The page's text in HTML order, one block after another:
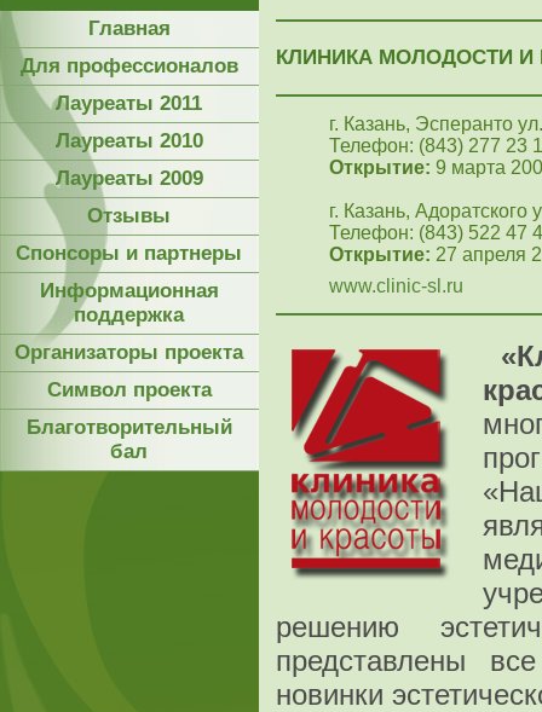
КЛИНИКА МОЛОДОСТИ И
г. Казань, Эсперанто
Телефон: (843) 277 23
Открытие: 9 марта
г. Казань, Адоратского
Телефон: (843) 522 47
Открытие: 27 апреля
www.clinic-sl.ru
решению
представлены
новинки
Главная
Для профессионалов
Лауреаты 2011
Лауреаты 2010
Лауреаты 2009
Отзывы
Спонсоры и партнеры
Информационная
поддержка
Организаторы проекта
Символ проекта
Благотворительный
бал